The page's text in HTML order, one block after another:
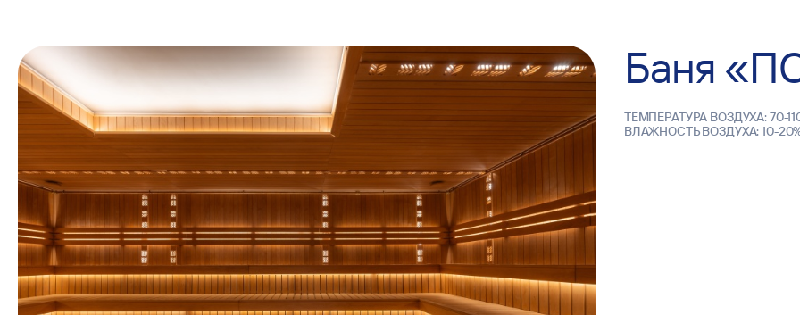
Баня
TEMПEPATУPA ВОЗДУХА: 70-
ВЛАЖНОСТЬ ВОЗДУХА: 10-